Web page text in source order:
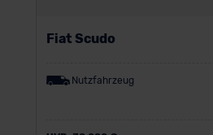
Fiat Scudo
Nutzfahrzeug